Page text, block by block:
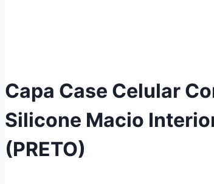
Capa Case Celular
Silicone Macio
(PRETO)